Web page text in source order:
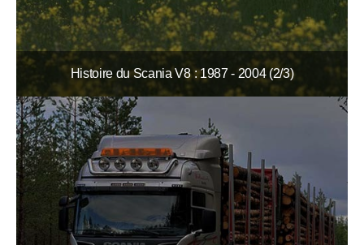
Histoire du Scania V8 : 1987 - 2004 (2/3)